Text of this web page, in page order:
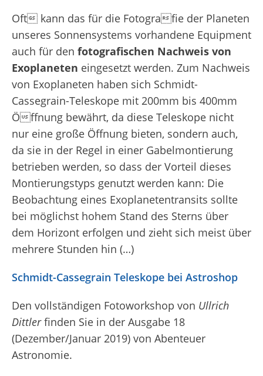
Oft kann das für die Fotografie der Planeten
unseres Sonnensystems vorhandene Equipment
auch für den fotografischen Nachweis von
Exoplaneten eingesetzt werden. Zum Nachweis
von Exoplaneten haben sich Schmidt-
Cassegrain-Teleskope mit 200mm bis 400mm
Öffnung bewährt, da diese Teleskope nicht
nur eine große Öffnung bieten, sondern auch,
da sie in der Regel in einer Gabelmontierung
betrieben werden, so dass der Vorteil dieses
Montierungstyps genutzt werden kann: Die
Beobachtung eines Exoplanetentransits sollte
bei möglichst hohem Stand des Sterns über
dem Horizont erfolgen und zieht sich meist über
mehrere Stunden hin (…)
Schmidt-Cassegrain Teleskope bei Astroshop
Den vollständigen Fotoworkshop von Ullrich
Dittlerfinden Sie in der Ausgabe 18
(Dezember/Januar 2019) von Abenteuer
Astronomie.